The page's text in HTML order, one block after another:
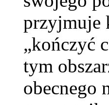
przyjmuje
„kończyć
tym
obecnego